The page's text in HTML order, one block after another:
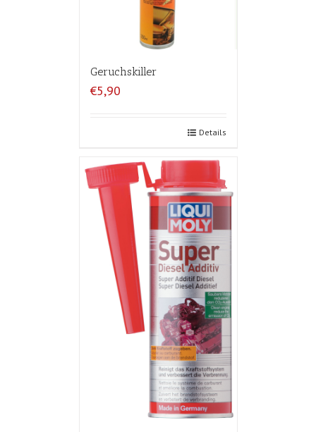
Geruchskiller
€5,90
Details